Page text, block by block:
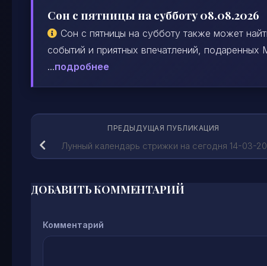
Сон с пятницы на субботу 08.08.2026
Сон с пятницы на субботу также может
событий и приятных впечатлений,
...подробнее
ПРЕДЫДУЩАЯ ПУБЛИКАЦИЯ
Лунный календарь стрижки на сегодня 14-03-
ДОБАВИТЬ КОММЕНТАРИЙ
Комментарий